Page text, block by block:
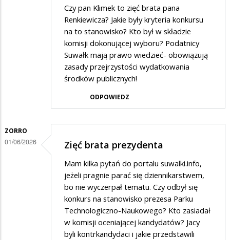
Czy pan Klimek to zięć brata pana
Renkiewicza? Jakie były kryteria konkursu
na to stanowisko? Kto był w składzie
komisji dokonującej wyboru? Podatnicy
Suwałk mają prawo wiedzieć- obowiązują
zasady przejrzystości wydatkowania
środków publicznych!
ODPOWIEDZ
ZORRO
01/06/2026 Zięć brata prezydenta
Mam kilka pytań do portalu suwalki.info,
jeżeli pragnie parać się dziennikarstwem,
bo nie wyczerpał tematu. Czy odbył się
konkurs na stanowisko prezesa Parku
Technologiczno-Naukowego? Kto zasiadał
w komisji oceniającej kandydatów? Jacy
byli kontrkandydaci i jakie przedstawili